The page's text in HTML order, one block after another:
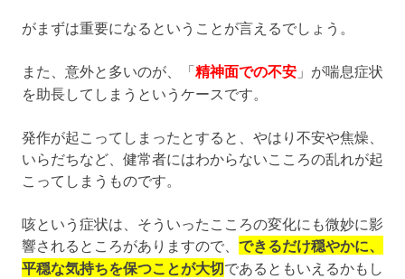
がまずは重要になるということが言えるでしょう。
また、意外と多いのが、「精神面での不安 」が喘息症状
を助長してしまうというケースです。
発作が起こってしまったとすると、やはり不安や焦燥、
いらだちなど、健常者にはわからないこころの乱れが起
こってしまうものです。
咳という症状は、そういったこころの変化にも微妙に影
響されるところがありますので、 できるだけ穏やかに、
平穏な気持ちを保つことが大切であるともいえるかもし